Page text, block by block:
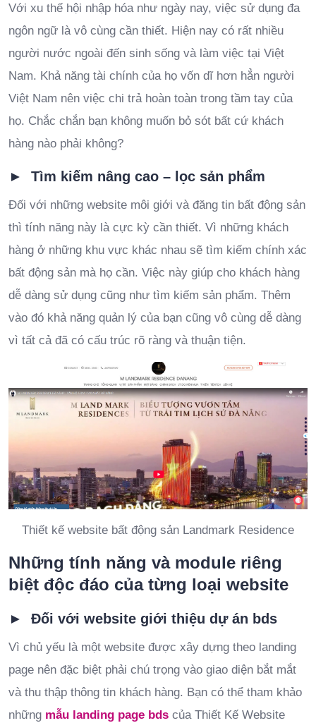
Với xu thế hội nhập hóa như ngày nay, việc sử dụng đa
ngôn ngữ là vô cùng cần thiết. Hiện nay có rất nhiều
người nước ngoài đến sinh sống và làm việc tại Việt
Nam. Khả năng tài chính của họ vốn dĩ hơn hẳn người
Việt Nam nên việc chi trả hoàn toàn trong tầm tay của
họ. Chắc chắn bạn không muốn bỏ sót bất cứ khách
hàng nào phải không?
► Tìm kiếm nâng cao – lọc sản phẩm
Đối với những website môi giới và đăng tin bất động sản
thì tính năng này là cực kỳ cần thiết. Vì những khách
hàng ở những khu vực khác nhau sẽ tìm kiếm chính xác
bất động sản mà họ cần. Việc này giúp cho khách hàng
dễ dàng sử dụng cũng như tìm kiếm sản phẩm. Thêm
vào đó khả năng quản lý của bạn cũng vô cùng dễ dàng
vì tất cả đã có cấu trúc rõ ràng và thuận tiện.
Thiết kế website bất động sản Landmark Residence
Những tính năng và module riêng
biệt độc đáo của từng loại website
► Đối với website giới thiệu dự án bds
Vì chủ yếu là một website được xây dựng theo landing
page nên đặc biệt phải chú trọng vào giao diện bắt mắt
và thu thập thông tin khách hàng. Bạn có thể tham khảo
những mẫu landing page bds của Thiết Kế Website